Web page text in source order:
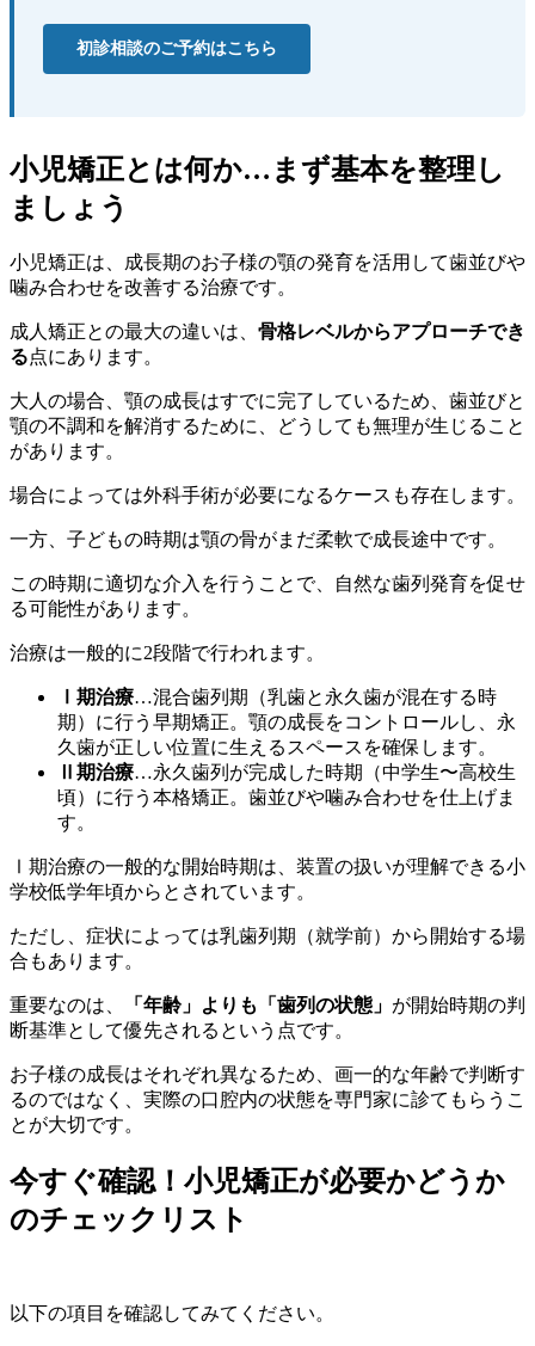
初診相談のご予約はこちら
小児矯正とは何か…まず基本を整理し
ましょう
小児矯正は、成長期のお子様の顎の発育を活用して歯並びや
噛み合わせを改善する治療です。
成人矯正との最大の違いは、 骨格レベルからアプローチでき
る点にあります。
大人の場合、顎の成長はすでに完了しているため、歯並びと
顎の不調和を解消するために、どうしても無理が生じること
があります。
場合によっては外科手術が必要になるケースも存在します。
一方、子どもの時期は顎の骨がまだ柔軟で成長途中です。
この時期に適切な介入を行うことで、自然な歯列発育を促せ
る可能性があります。
治療は一般的に2段階で行われます。
Ⅰ期治療…混合歯列期（乳歯と永久歯が混在する時
期）に行う早期矯正。顎の成長をコントロールし、永
久歯が正しい位置に生えるスペースを確保します。
Ⅱ期治療…永久歯列が完成した時期（中学生〜高校生
頃）に行う本格矯正。歯並びや噛み合わせを仕上げま
す。
Ⅰ期治療の一般的な開始時期は、装置の扱いが理解できる小
学校低学年頃からとされています。
ただし、症状によっては乳歯列期（就学前）から開始する場
合もあります。
重要なのは、 「年齢」よりも「歯列の状態」 が開始時期の判
断基準として優先されるという点です。
お子様の成長はそれぞれ異なるため、画一的な年齢で判断す
るのではなく、実際の口腔内の状態を専門家に診てもらうこ
とが大切です。
今すぐ確認！小児矯正が必要かどうか
のチェックリスト
以下の項目を確認してみてください。